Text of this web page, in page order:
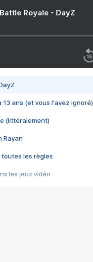
Royale - DayZ
13 ans (et vous l'avez ignoré)
(littéralement)
Rayan
toutes les règles
les jeux vidéo